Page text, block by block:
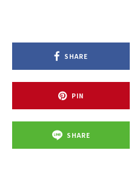
SHARE
PIN
SHARE